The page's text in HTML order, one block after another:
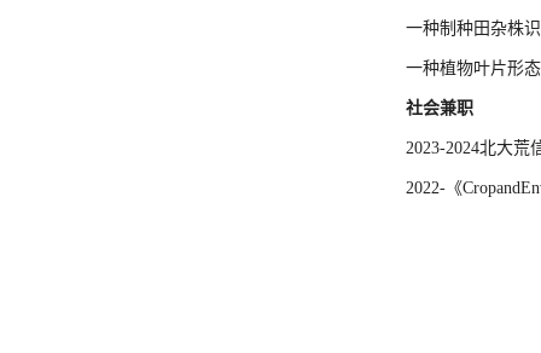
一种制种田杂株
一种植物叶片形
社会兼职
2023-2024北大荒
2022-《